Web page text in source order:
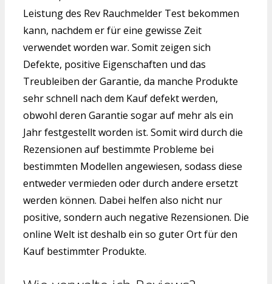
Leistung des Rev Rauchmelder Test bekommen
kann, nachdem er für eine gewisse Zeit
verwendet worden war. Somit zeigen sich
Defekte, positive Eigenschaften und das
Treubleiben der Garantie, da manche Produkte
sehr schnell nach dem Kauf defekt werden,
obwohl deren Garantie sogar auf mehr als ein
Jahr festgestellt worden ist. Somit wird durch die
Rezensionen auf bestimmte Probleme bei
bestimmten Modellen angewiesen, sodass diese
entweder vermieden oder durch andere ersetzt
werden können. Dabei helfen also nicht nur
positive, sondern auch negative Rezensionen. Die
online Welt ist deshalb ein so guter Ort für den
Kauf bestimmter Produkte.